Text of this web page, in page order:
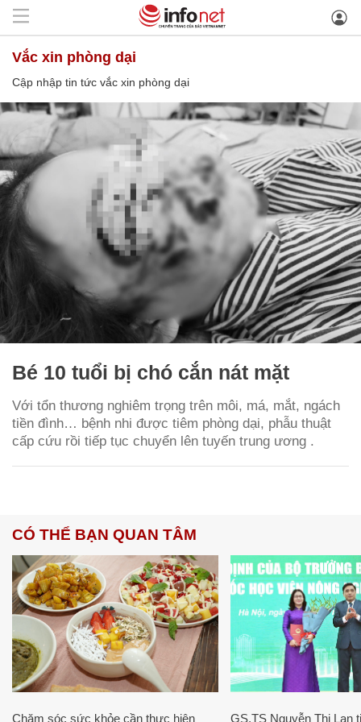
vắc xin phòng dại
Cập nhập tin tức vắc xin phòng dại
Bé 10 tuổi bị chó cắn nát mặt
Với tổn thương nghiêm trọng trên môi, má, mắt, ngách
tiền đình… bệnh nhi được tiêm phòng dại, phẫu thuật
cấp cứu rồi tiếp tục chuyển lên tuyến trung ương .
CÓ THỂ BẠN QUAN TÂM
Chăm sóc sức khỏe cần thực hiện GS.TS Nguyễn Thị Lan